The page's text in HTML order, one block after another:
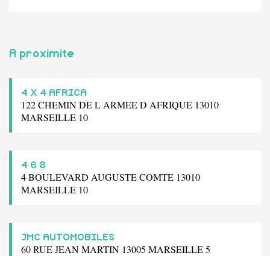
A proximite
4 X 4 AFRICA
122 CHEMIN DE L ARMEE D AFRIQUE 13010
MARSEILLE 10
4 6 8
4 BOULEVARD AUGUSTE COMTE 13010
MARSEILLE 10
JMC AUTOMOBILES
60 RUE JEAN MARTIN 13005 MARSEILLE 5